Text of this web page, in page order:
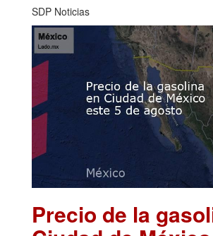
SDP Noticias
Precio de la